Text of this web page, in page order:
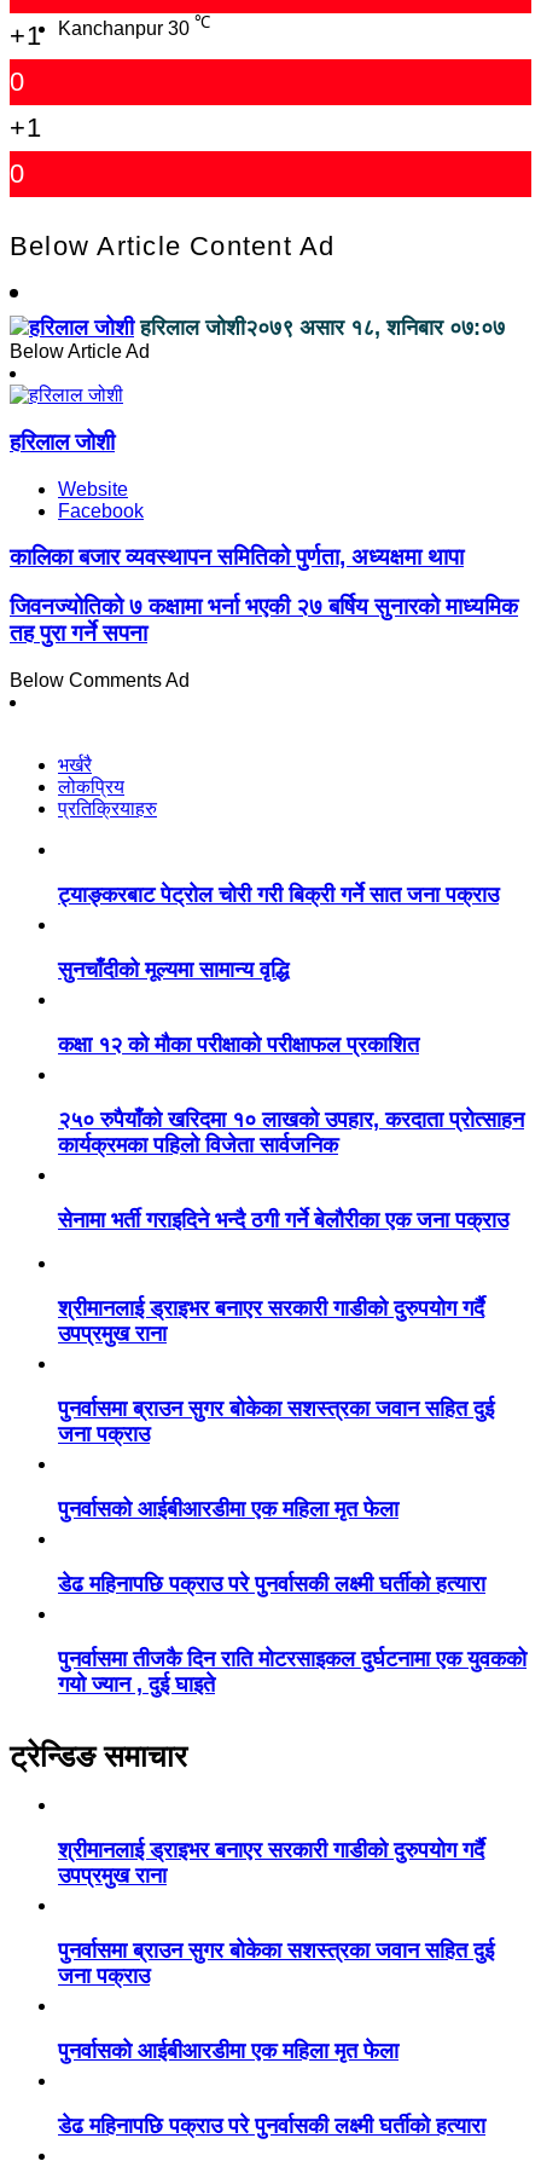
Kanchanpur 30 ℃
+1
0
+1
0
Below Article Content Ad
हरिलाल जोशी२०७९ असार १८, शनिबार ०७:०७
Below Article Ad
हरिलाल जोशी
Website
Facebook
कालिका बजार व्यवस्थापन समितिको पुर्णता, अध्यक्षमा थापा
जिवनज्योतिको ७ कक्षामा भर्ना भएकी २७ बर्षिय सुनारको माध्यमिक
तह पुरा गर्ने सपना
Below Comments Ad
भर्खरै
लोकप्रिय
प्रतिक्रियाहरु
ट्याङ्करबाट पेट्रोल चोरी गरी बिक्री गर्ने सात जना पक्राउ
सुनचाँदीको मूल्यमा सामान्य वृद्धि
कक्षा १२ को मौका परीक्षाको परीक्षाफल प्रकाशित
२५० रुपैयाँको खरिदमा १० लाखको उपहार, करदाता प्रोत्साहन
कार्यक्रमका पहिलो विजेता सार्वजनिक
सेनामा भर्ती गराइदिने भन्दै ठगी गर्ने बेलौरीका एक जना पक्राउ
श्रीमानलाई ड्राइभर बनाएर सरकारी गाडीको दुरुपयोग गर्दै
उपप्रमुख राना
पुनर्वासमा ब्राउन सुगर बोकेका सशस्त्रका जवान सहित दुई
जना पक्राउ
पुनर्वासको आईबीआरडीमा एक महिला मृत फेला
डेढ महिनापछि पक्राउ परे पुनर्वासकी लक्ष्मी घर्तीको हत्यारा
पुनर्वासमा तीजकै दिन राति मोटरसाइकल दुर्घटनामा एक युवकको
गयो ज्यान , दुई घाइते
ट्रेन्डिङ समाचार
श्रीमानलाई ड्राइभर बनाएर सरकारी गाडीको दुरुपयोग गर्दै
उपप्रमुख राना
पुनर्वासमा ब्राउन सुगर बोकेका सशस्त्रका जवान सहित दुई
जना पक्राउ
पुनर्वासको आईबीआरडीमा एक महिला मृत फेला
डेढ महिनापछि पक्राउ परे पुनर्वासकी लक्ष्मी घर्तीको हत्यारा